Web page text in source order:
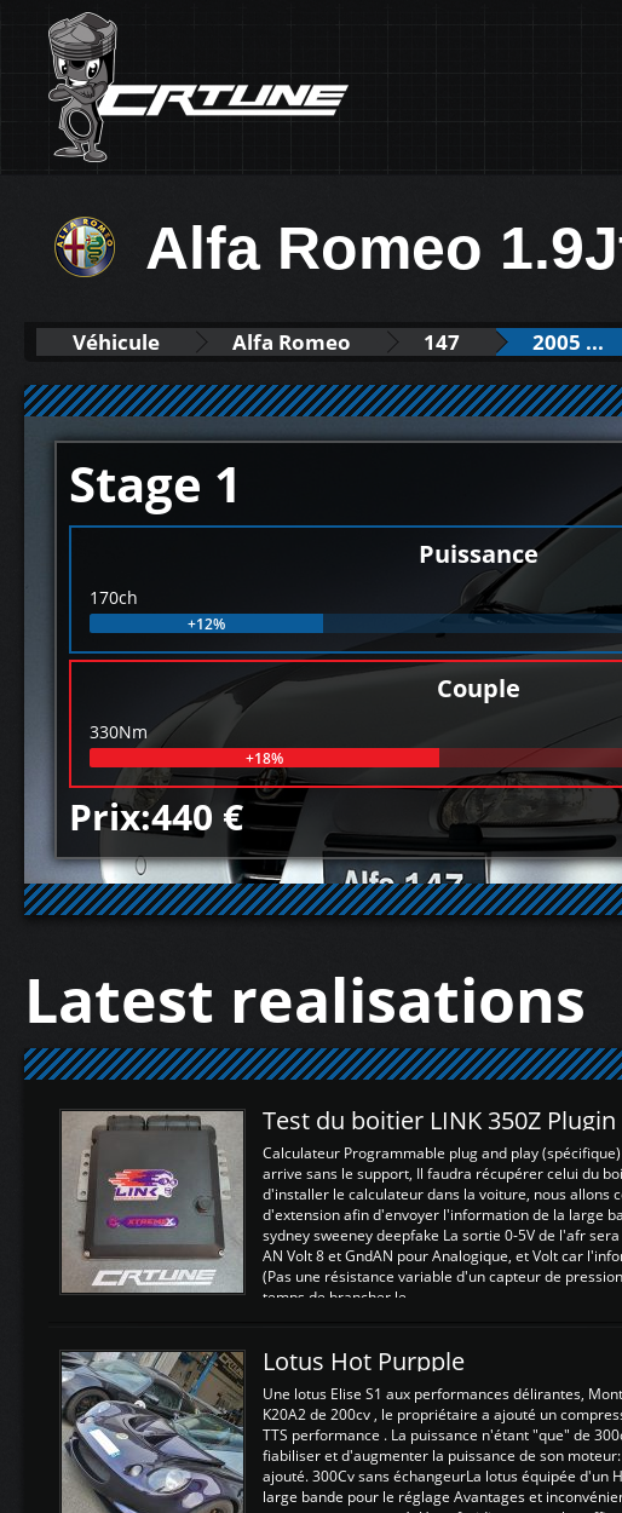
Alfa Romeo
Véhicule Alfa Romeo 147 2005 ...
Stage 1
Puissance
170ch
+12%
Couple
330Nm
+18%
Prix:440 €
Latest realisations
Test du boitier LINK 350Z Plugin
Calculateur Programmable plug and play
arrive sans le support, Il faudra récupérer celui du
d'installer le calculateur dans la voiture, nous allons
d'extension afin d'envoyer l'information de la large
sydney sweeney deepfake La sortie 0-5V de l'afr
AN Volt 8 et GndAN pour Analogique, et Volt car
(Pas une résistance variable d'un capteur de
temps de brancher le ...
Lotus Hot Purpple
Une lotus Elise S1 aux performances délirantes,
K20A2 de 200cv , le propriétaire a ajouté un
TTS performance . La puissance n'étant "que" de
fiabiliser et d'augmenter la puissance de son
ajouté. 300Cv sans échangeurLa lotus équipée d'un
large bande pour le réglage Avantages et